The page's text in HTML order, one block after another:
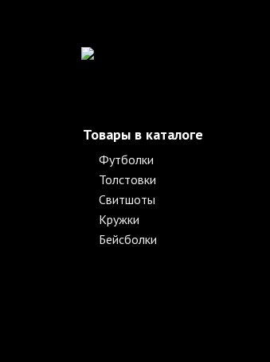
Товары в каталоге
Футболки
Толстовки
Свитшоты
Кружки
Бейсболки